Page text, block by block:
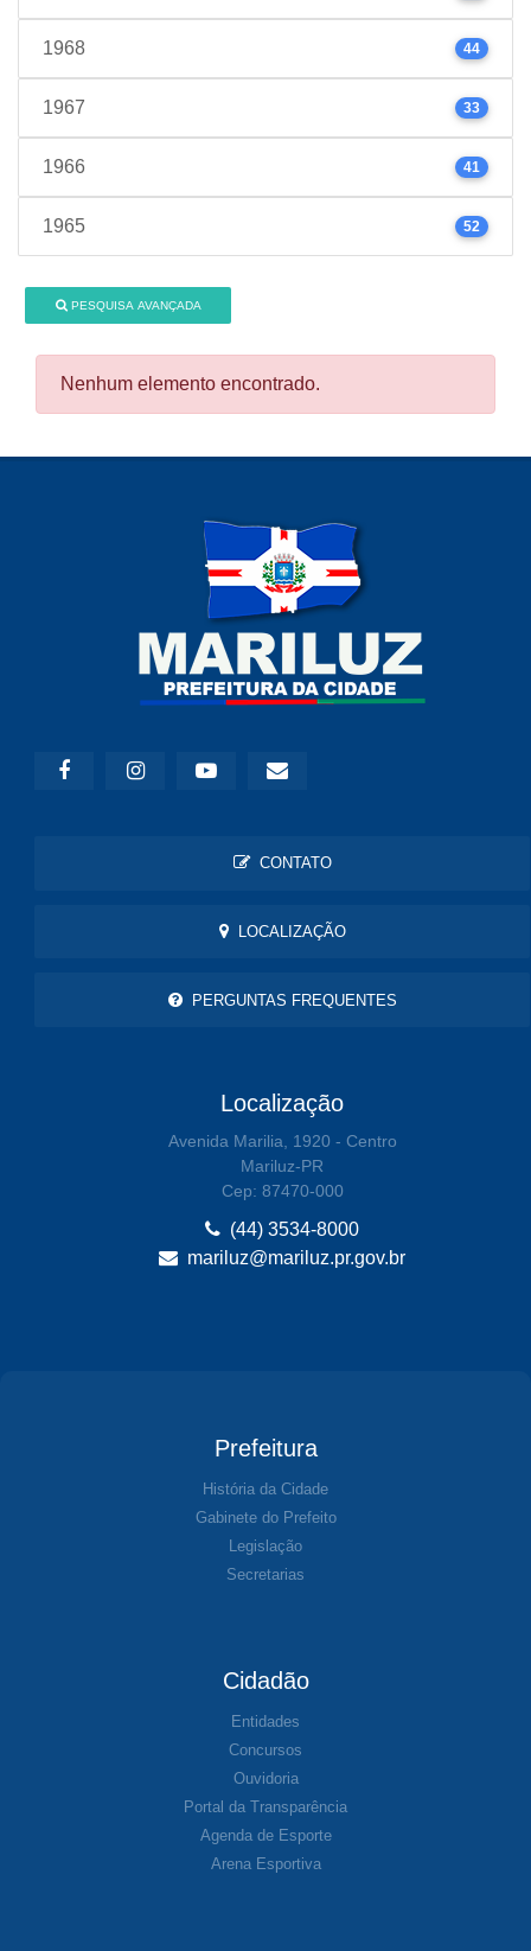
1968 44
1967 33
1966 41
1965 52
PESQUISA AVANÇADA
Nenhum elemento encontrado.
CONTATO
LOCALIZAÇÃO
PERGUNTAS FREQUENTES
Localização
Avenida Marilia, 1920 - Centro
Mariluz-PR
Cep: 87470-000
(44) 3534-8000
mariluz@mariluz.pr.gov.br
Prefeitura
História da Cidade
Gabinete do Prefeito
Legislação
Secretarias
Cidadão
Entidades
Concursos
Ouvidoria
Portal da Transparência
Agenda de Esporte
Arena Esportiva